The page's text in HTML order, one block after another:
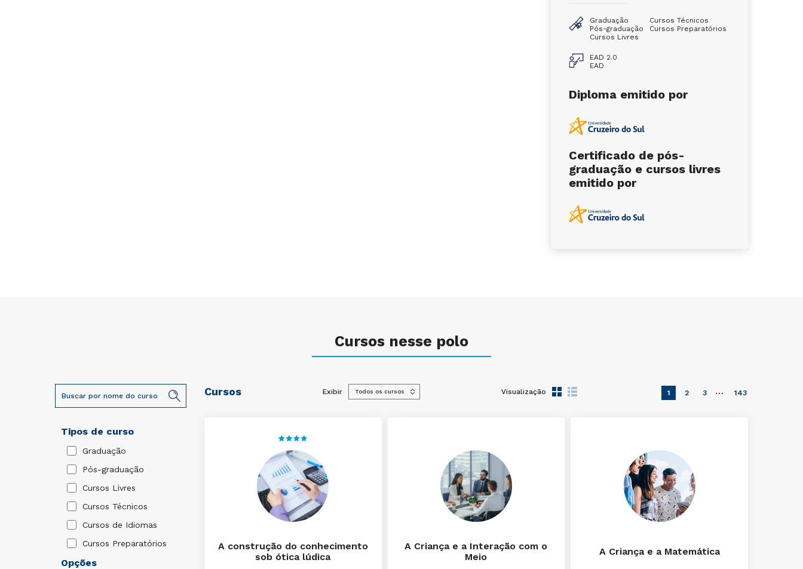
Graduação
Pós-graduação
Cursos Livres
Cursos Técnicos
Cursos Preparatórios
EAD 2.0
EAD
Diploma emitido por
Certificado de pós-
graduação e cursos livres
emitido por
Cursos nesse polo
Tipos de curso
Graduação
Pós-graduação
Cursos Livres
Cursos Técnicos
Cursos de Idiomas
Cursos Preparatórios
Opções
Cursos Exibir Visualização 1 2 3 … 143
A construção do conhecimento
sob ótica lúdica
A Criança e a Interação com o
Meio
A Criança e a Matemática